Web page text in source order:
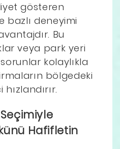
gösteren
bazlı deneyimi
Bu
veya park yeri
sorunlar kolaylıkla
bölgedeki
Hafifletin